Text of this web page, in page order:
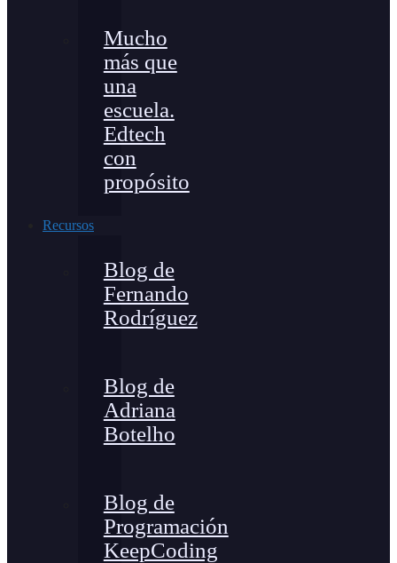
Mucho
más que
una
escuela.
Edtech
con
propósito
Recursos
Blog de
Fernando
Rodríguez
Blog de
Adriana
Botelho
Blog de
Programación
KeepCoding